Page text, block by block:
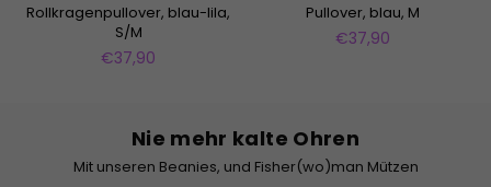
Rollkragenpullover, blau-lila,
S/M
Normaler
€37,90
Pullover, blau, M
Normaler
€37,90
Nie mehr kalte Ohren
Mit unseren Beanies, und Fisher(wo)man Mützen